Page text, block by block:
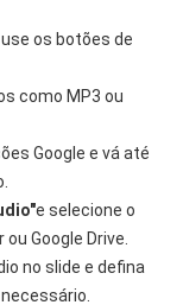
os botões de
como MP3 ou
Google e vá até
e selecione o
Google Drive.
no slide e defina